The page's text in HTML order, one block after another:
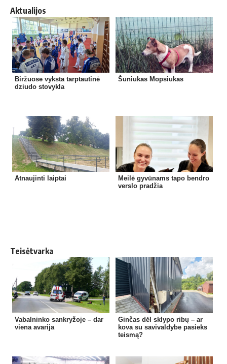
Aktualijos
Biržuose vyksta tarptautinė
dziudo stovykla
Šuniukas Mopsiukas
Atnaujinti laiptai
Meilė gyvūnams tapo bendro
verslo pradžia
Teisėtvarka
Vabalninko sankryžoje – dar
viena avarija
Ginčas dėl sklypo ribų – ar
kova su savivaldybe pasieks
teismą?